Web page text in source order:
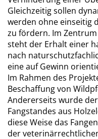
Gleichzeitig sollen
werden ohne einseitig
zu fördern. Im
steht der Erhalt einer
nach
eine auf Gewinn
Im Rahmen des
Beschaffung von
Andererseits wurde
Fangstandes aus
diese Weise das
der